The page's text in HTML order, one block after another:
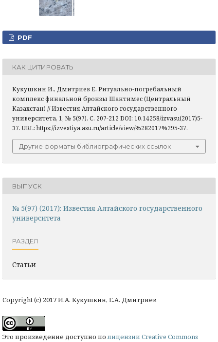
PDF
КАК ЦИТИРОВАТЬ
Кукушкин И., Дмитриев Е. Ритуально-погребальный
комплекс финальной бронзы Шантимес (Центральный
Казахстан) // Известия Алтайского государственного
университета, 1, № 5(97). С. 207-212 DOI: 10.14258/izvasu(2017)5-
37. URL: https://izvestiya.asu.ru/article/view/%282017%295-37.
Другие форматы библиографических ссылок
ВЫПУСК
№ 5(97) (2017): Известия Алтайского государственного
университета
РАЗДЕЛ
Статьи
Copyright (c) 2017 И.А. Кукушкин, Е.А. Дмитриев
Это произведение доступно полицензии Creative Commons